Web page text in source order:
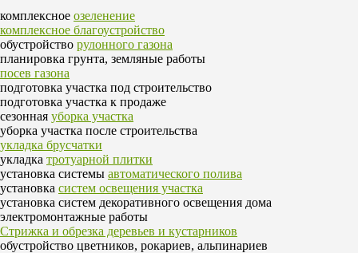
комплексное озеленение
комплексное благоустройство
обустройство рулонного газона
планировка грунта, земляные работы
посев газона
подготовка участка под строительство
подготовка участка к продаже
сезонная уборка участка
уборка участка после строительства
укладка брусчатки
укладка тротуарной плитки
установка системы автоматического полива
установка систем освещения участка
установка систем декоративного освещения дома
электромонтажные работы
Стрижка и обрезка деревьев и кустарников
обустройство цветников, рокариев, альпинариев